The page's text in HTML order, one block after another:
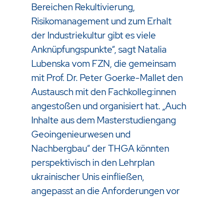
Bereichen Rekultivierung,
Risikomanagement und zum Erhalt
der Industriekultur gibt es viele
Anknüpfungspunkte“, sagt Natalia
Lubenska vom FZN, die gemeinsam
mit Prof. Dr. Peter Goerke-Mallet den
Austausch mit den Fachkolleg:innen
angestoßen und organisiert hat. „Auch
Inhalte aus dem Masterstudiengang
Geoingenieurwesen und
Nachbergbau“ der THGA könnten
perspektivisch in den Lehrplan
ukrainischer Unis einfließen,
angepasst an die Anforderungen vor